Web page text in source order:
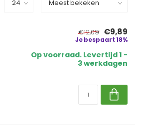
€12,09 €9,89
Je bespaart 18%
Op voorraad. Levertijd 1 -
3 werkdagen